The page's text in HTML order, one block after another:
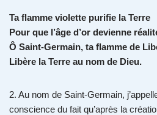
Ta flamme violette purifie la Terre
Pour que l’âge d’or devienne
Ô Saint-Germain, ta flamme de
Libère la Terre au nom de Dieu.
2. Au nom de Saint-Germain,
conscience du fait qu’après la